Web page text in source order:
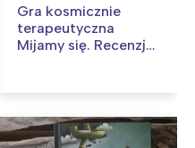
Gra kosmicznie
terapeutyczna
Mijamy się. Recenzja